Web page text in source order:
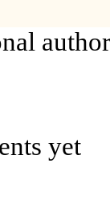
yet